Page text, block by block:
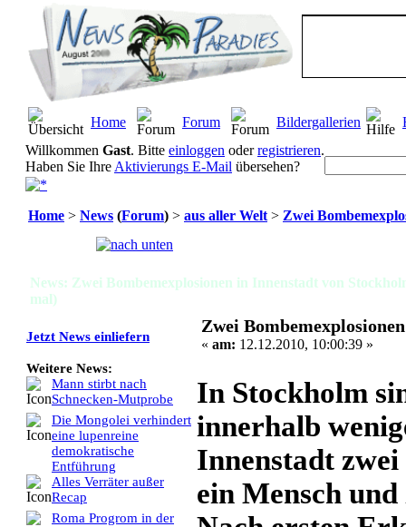
Home Forum Bildergallerien
Willkommen Gast. Bitte einloggen oderregistrieren.
Haben Sie Ihre Aktivierungs E-Mail übersehen?
Home > News (Forum) > aus aller Welt > Zwei
News: Zwei Bombemexplosionen in Innenstadt von
mal)
Jetzt News einliefern
Weitere News:
Mann stirbt nach
Schnecken-Mutprobe
Die Mongolei verhindert
eine lupenreine
demokratische
Entführung
Alles Verräter außer
Recap
Roma Progrom in der
Zwei
« am: 12.12.2010, 10:00:39 »
In Stockholm
innerhalb
Innenstadt
ein Mensch